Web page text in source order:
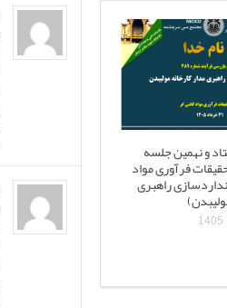
و نهمین جلسه
فرآوری مواد
راهبری